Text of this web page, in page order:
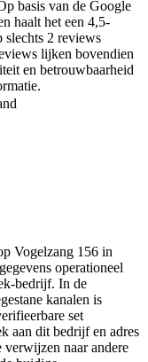
basis van de Google
haalt het een 4,5-
slechts 2 reviews
lijken bovendien
en betrouwbaarheid
Vogelzang 156 in
operationeel
bedrijf. In de
kanalen is
set
aan dit bedrijf en adres
verwijzen naar andere